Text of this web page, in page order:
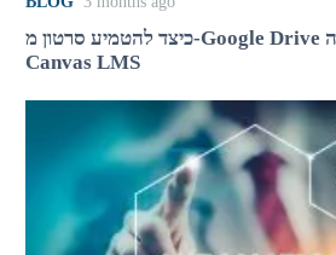
כיצד להטמיע סרטון מ-Google Drive לתוך ה-
Canvas LMS